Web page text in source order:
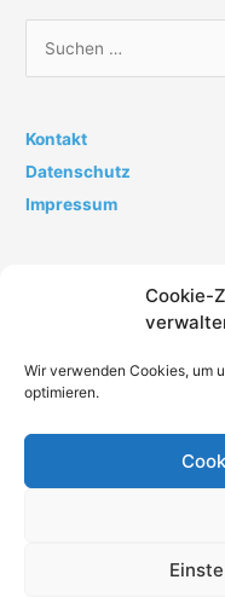
Cookie-
Wir verwenden Cookies, um
optimieren.
h
e
n
Kontakt
Datenschutz
Impressum
Impressum